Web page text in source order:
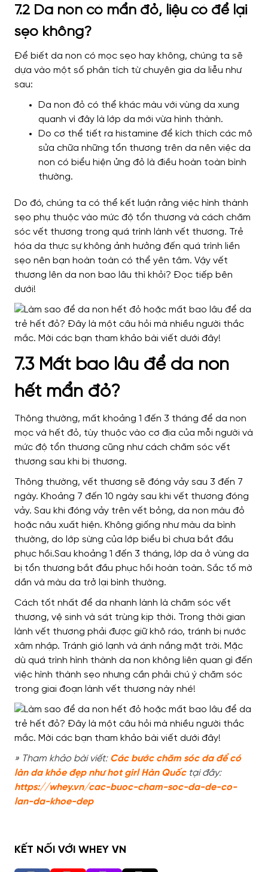
7.2 Da non có mẩn đỏ, liệu có để lại
sẹo không?
Để biết da non có mọc sẹo hay không, chúng ta sẽ
dựa vào một số phân tích từ chuyên gia da liễu như
sau:
Da non đỏ có thể khác màu với vùng da xung
quanh vì đây là lớp da mới vừa hình thành.
Do cơ thể tiết ra histamine để kích thích các mô
sửa chữa những tổn thương trên da nên việc da
non có biểu hiện ửng đỏ là điều hoàn toàn bình
thường.
Do đó, chúng ta có thể kết luận rằng việc hình thành
sẹo phụ thuộc vào mức độ tổn thương và cách chăm
sóc vết thương trong quá trình lành vết thương. Trẻ
hóa da thực sự không ảnh hưởng đến quá trình liền
sẹo nên bạn hoàn toàn có thể yên tâm. Vậy vết
thương lên da non bao lâu thì khỏi? Đọc tiếp bên
dưới!
7.3 Mất bao lâu để da non
hết mẩn đỏ?
Thông thường, mất khoảng 1 đến 3 tháng để da non
mọc và hết đỏ, tùy thuộc vào cơ địa của mỗi người và
mức độ tổn thương cũng như cách chăm sóc vết
thương sau khi bị thương.
Thông thường, vết thương sẽ đóng vảy sau 3 đến 7
ngày. Khoảng 7 đến 10 ngày sau khi vết thương đóng
vảy. Sau khi đóng vảy trên vết bỏng, da non màu đỏ
hoặc nâu xuất hiện. Không giống như màu da bình
thường, do lớp sừng của lớp biểu bì chưa bắt đầu
phục hồi.Sau khoảng 1 đến 3 tháng, lớp da ở vùng da
bị tổn thương bắt đầu phục hồi hoàn toàn. Sắc tố mờ
dần và màu da trở lại bình thường.
Cách tốt nhất để da nhanh lành là chăm sóc vết
thương, vệ sinh và sát trùng kịp thời. Trong thời gian
lành vết thương phải được giữ khô ráo, tránh bị nước
xâm nhập. Tránh gió lạnh và ánh nắng mặt trời. Mặc
dù quá trình hình thành da non không liên quan gì đến
việc hình thành sẹo nhưng cần phải chú ý chăm sóc
trong giai đoạn lành vết thương này nhé!
» Tham khảo bài viết: Các bước chăm sóc da để có
làn da khỏe đẹp như hot girl Hàn Quốc tại đây:
https://whey.vn/cac-buoc-cham-soc-da-de-co-
lan-da-khoe-dep
KẾT NỐI VỚI WHEY VN